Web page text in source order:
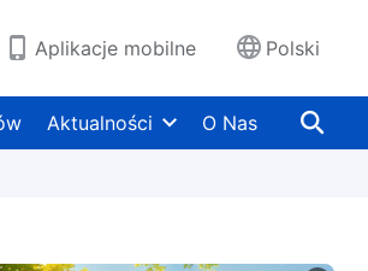
Aplikacje mobilne Polski
Aktualności O Nas